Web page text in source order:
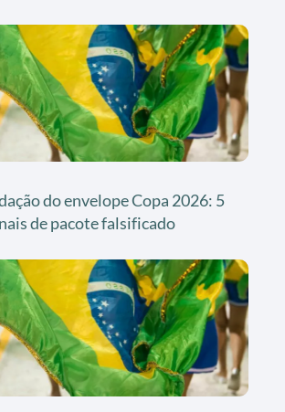
do envelope Copa 2026: 5
de pacote falsificado